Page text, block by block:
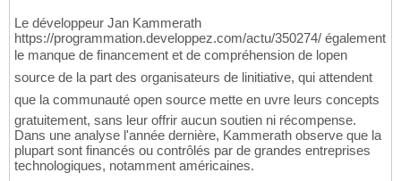
Le développeur Jan Kammerath
https://programmation.developpez.com/actu/350274/ également
le manque de financement et de compréhension de lopen
source de la part des organisateurs de linitiative, qui attendent
que la communauté open source mette en uvre leurs concepts
gratuitement, sans leur offrir aucun soutien ni récompense.
Dans une analyse l'année dernière, Kammerath observe que la
plupart sont financés ou contrôlés par de grandes entreprises
technologiques, notamment américaines.